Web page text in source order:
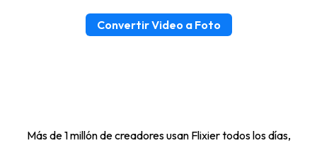
Convertir Video a Foto
Más de 1 millón de creadores usan Flixier todos los días,